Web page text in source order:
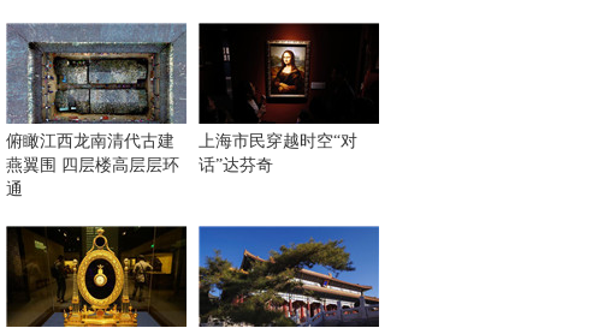
俯瞰江西龙南清代古建
燕翼围 四层楼高层层环
通
上海市民穿越时空“对
话”达芬奇